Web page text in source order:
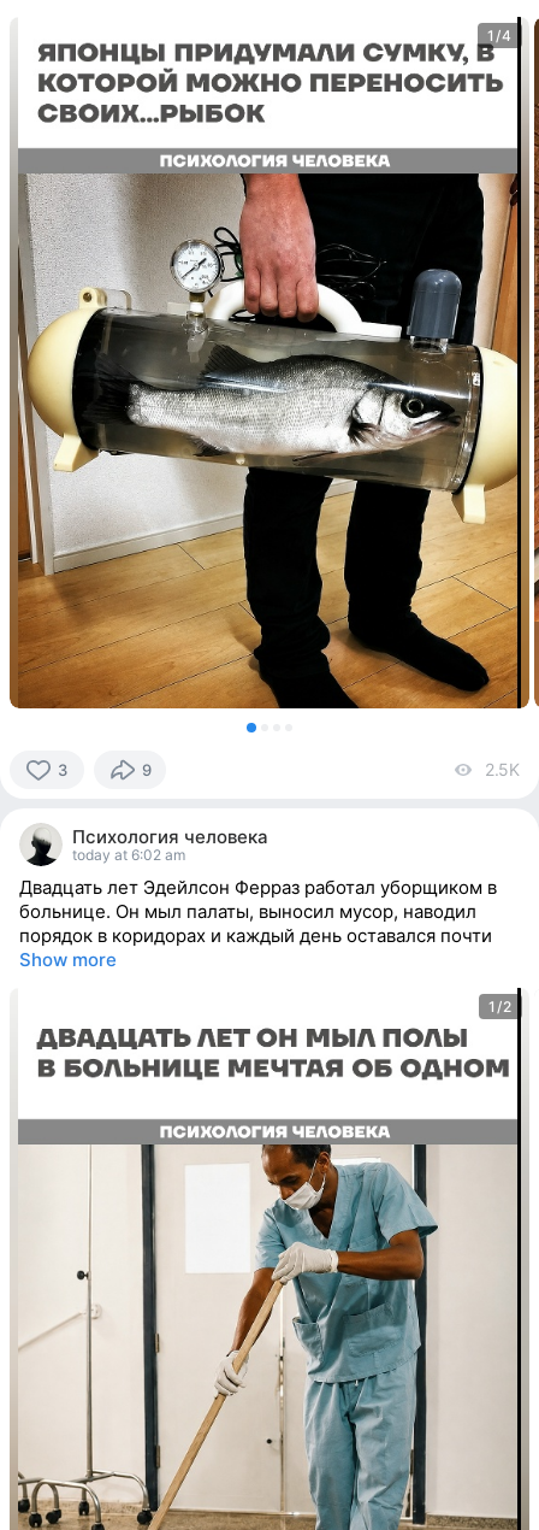
1/4
3
people
reacted
9 2.5K
Психология человека
today at 6:02 am
Двадцать лет Эдейлсон Ферраз работал уборщиком в
больнице. Он мыл палаты, выносил мусор, наводил
порядок в коридорах и каждый день оставался почти
Show more
1/2